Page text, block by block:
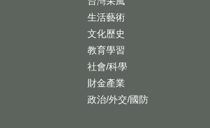
生活藝術
文化歷史
教育學習
社會/科學
財金產業
政治/外交/國防